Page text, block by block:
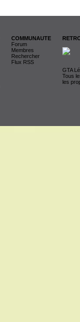
COMMUNAUTE
Forum
Membres
Rechercher
Flux RSS
GTA
Tous
les